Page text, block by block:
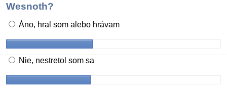
Wesnoth?
Áno, hral som alebo hrávam
Nie, nestretol som sa